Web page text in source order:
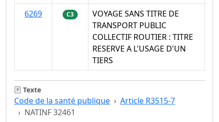
6269
C3
VOYAGE SANS TITRE DE
TRANSPORT PUBLIC
COLLECTIF ROUTIER : TITRE
RESERVE A L'USAGE D'UN
TIERS
Texte
Code de la santé publique
Article R3515-7
NATINF 32461